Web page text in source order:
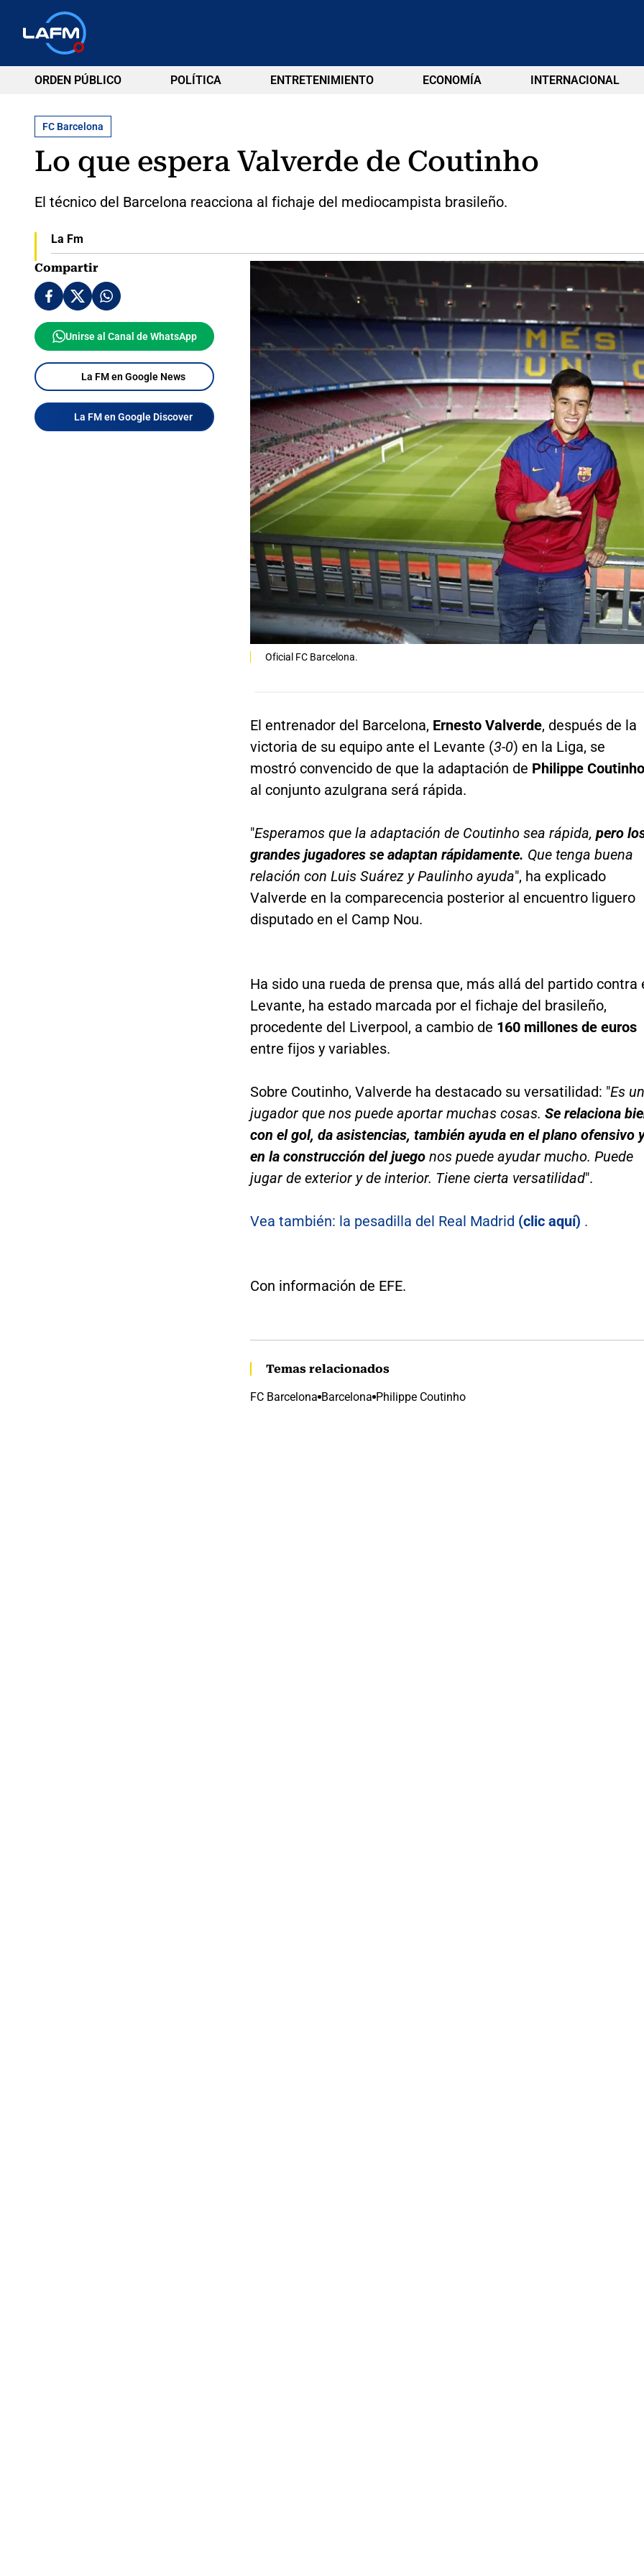
ORDEN PÚBLICO POLÍTICA ENTRETENIMIENTO ECONOMÍA INTERNACIONAL
FC Barcelona
Lo que espera Valverde de Coutinho
El técnico del Barcelona reacciona al fichaje del mediocampista brasileño.
La Fm
Compartir
Unirse al Canal de WhatsApp
La FM en Google News
La FM en Google Discover
Oficial FC Barcelona.
El entrenador del Barcelona, Ernesto Valverde, después de la
victoria de su equipo ante el Levante (3-0) en la Liga, se
mostró convencido de que la adaptación de Philippe Coutinho
al conjunto azulgrana será rápida.
"Esperamos que la adaptación de Coutinho sea rápida, pero
grandes jugadores se adaptan rápidamente. Que tenga buena
relación con Luis Suárez y Paulinho ayuda", ha explicado
Valverde en la comparecencia posterior al encuentro liguero
disputado en el Camp Nou.
Ha sido una rueda de prensa que, más allá del partido contra
Levante, ha estado marcada por el fichaje del brasileño,
procedente del Liverpool, a cambio de 160 millones de euros
entre fijos y variables.
Sobre Coutinho, Valverde ha destacado su versatilidad: "Es un
jugador que nos puede aportar muchas cosas. Se relaciona
con el gol, da asistencias, también ayuda en el plano ofensivo
en la construcción del juegonos puede ayudar mucho. Puede
jugar de exterior y de interior. Tiene cierta versatilidad".
Vea también: la pesadilla del Real Madrid (clic aquí) .
Con información de EFE.
Temas relacionados
FC Barcelona Barcelona Philippe Coutinho